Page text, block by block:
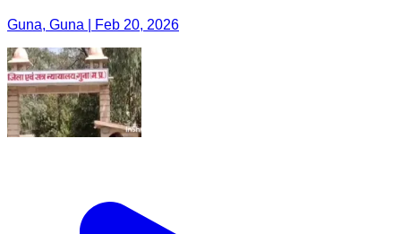
Guna, Guna | Feb 20, 2026